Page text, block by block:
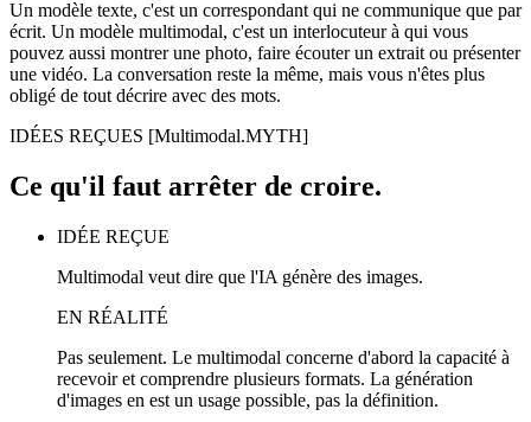
Un modèle texte, c'est un correspondant qui ne communique que par
écrit. Un modèle multimodal, c'est un interlocuteur à qui vous
pouvez aussi montrer une photo, faire écouter un extrait ou présenter
une vidéo. La conversation reste la même, mais vous n'êtes plus
obligé de tout décrire avec des mots.
IDÉES REÇUES [Multimodal.MYTH]
Ce qu'il faut arrêter de croire.
IDÉE REÇUE
Multimodal veut dire que l'IA génère des images.
EN RÉALITÉ
Pas seulement. Le multimodal concerne d'abord la capacité à
recevoir et comprendre plusieurs formats. La génération
d'images en est un usage possible, pas la définition.